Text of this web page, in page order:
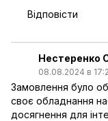
Відповісти
Нестеренко
08.08.2024 в
Замовлення було
своє обладнання
досягнення для